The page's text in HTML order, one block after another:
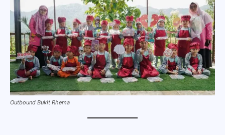
Outbound Bukit Rhema